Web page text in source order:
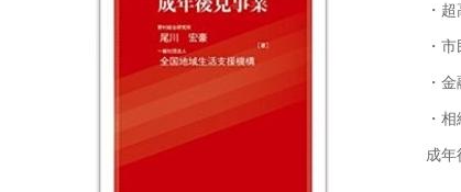
・
・
・
・
成年